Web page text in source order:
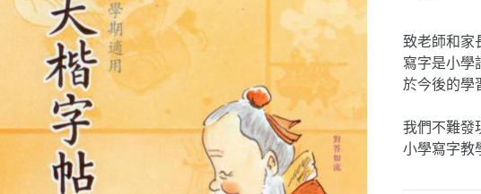
致老師和家
寫字是小學
於今後的學
我們不難發
小學寫字教